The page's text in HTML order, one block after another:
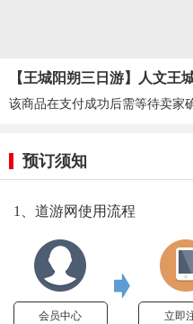
【王城阳朔三日游】人文王
该商品在支付成功后需等待卖家
预订须知
1、道游网使用流程
会员中心 立即